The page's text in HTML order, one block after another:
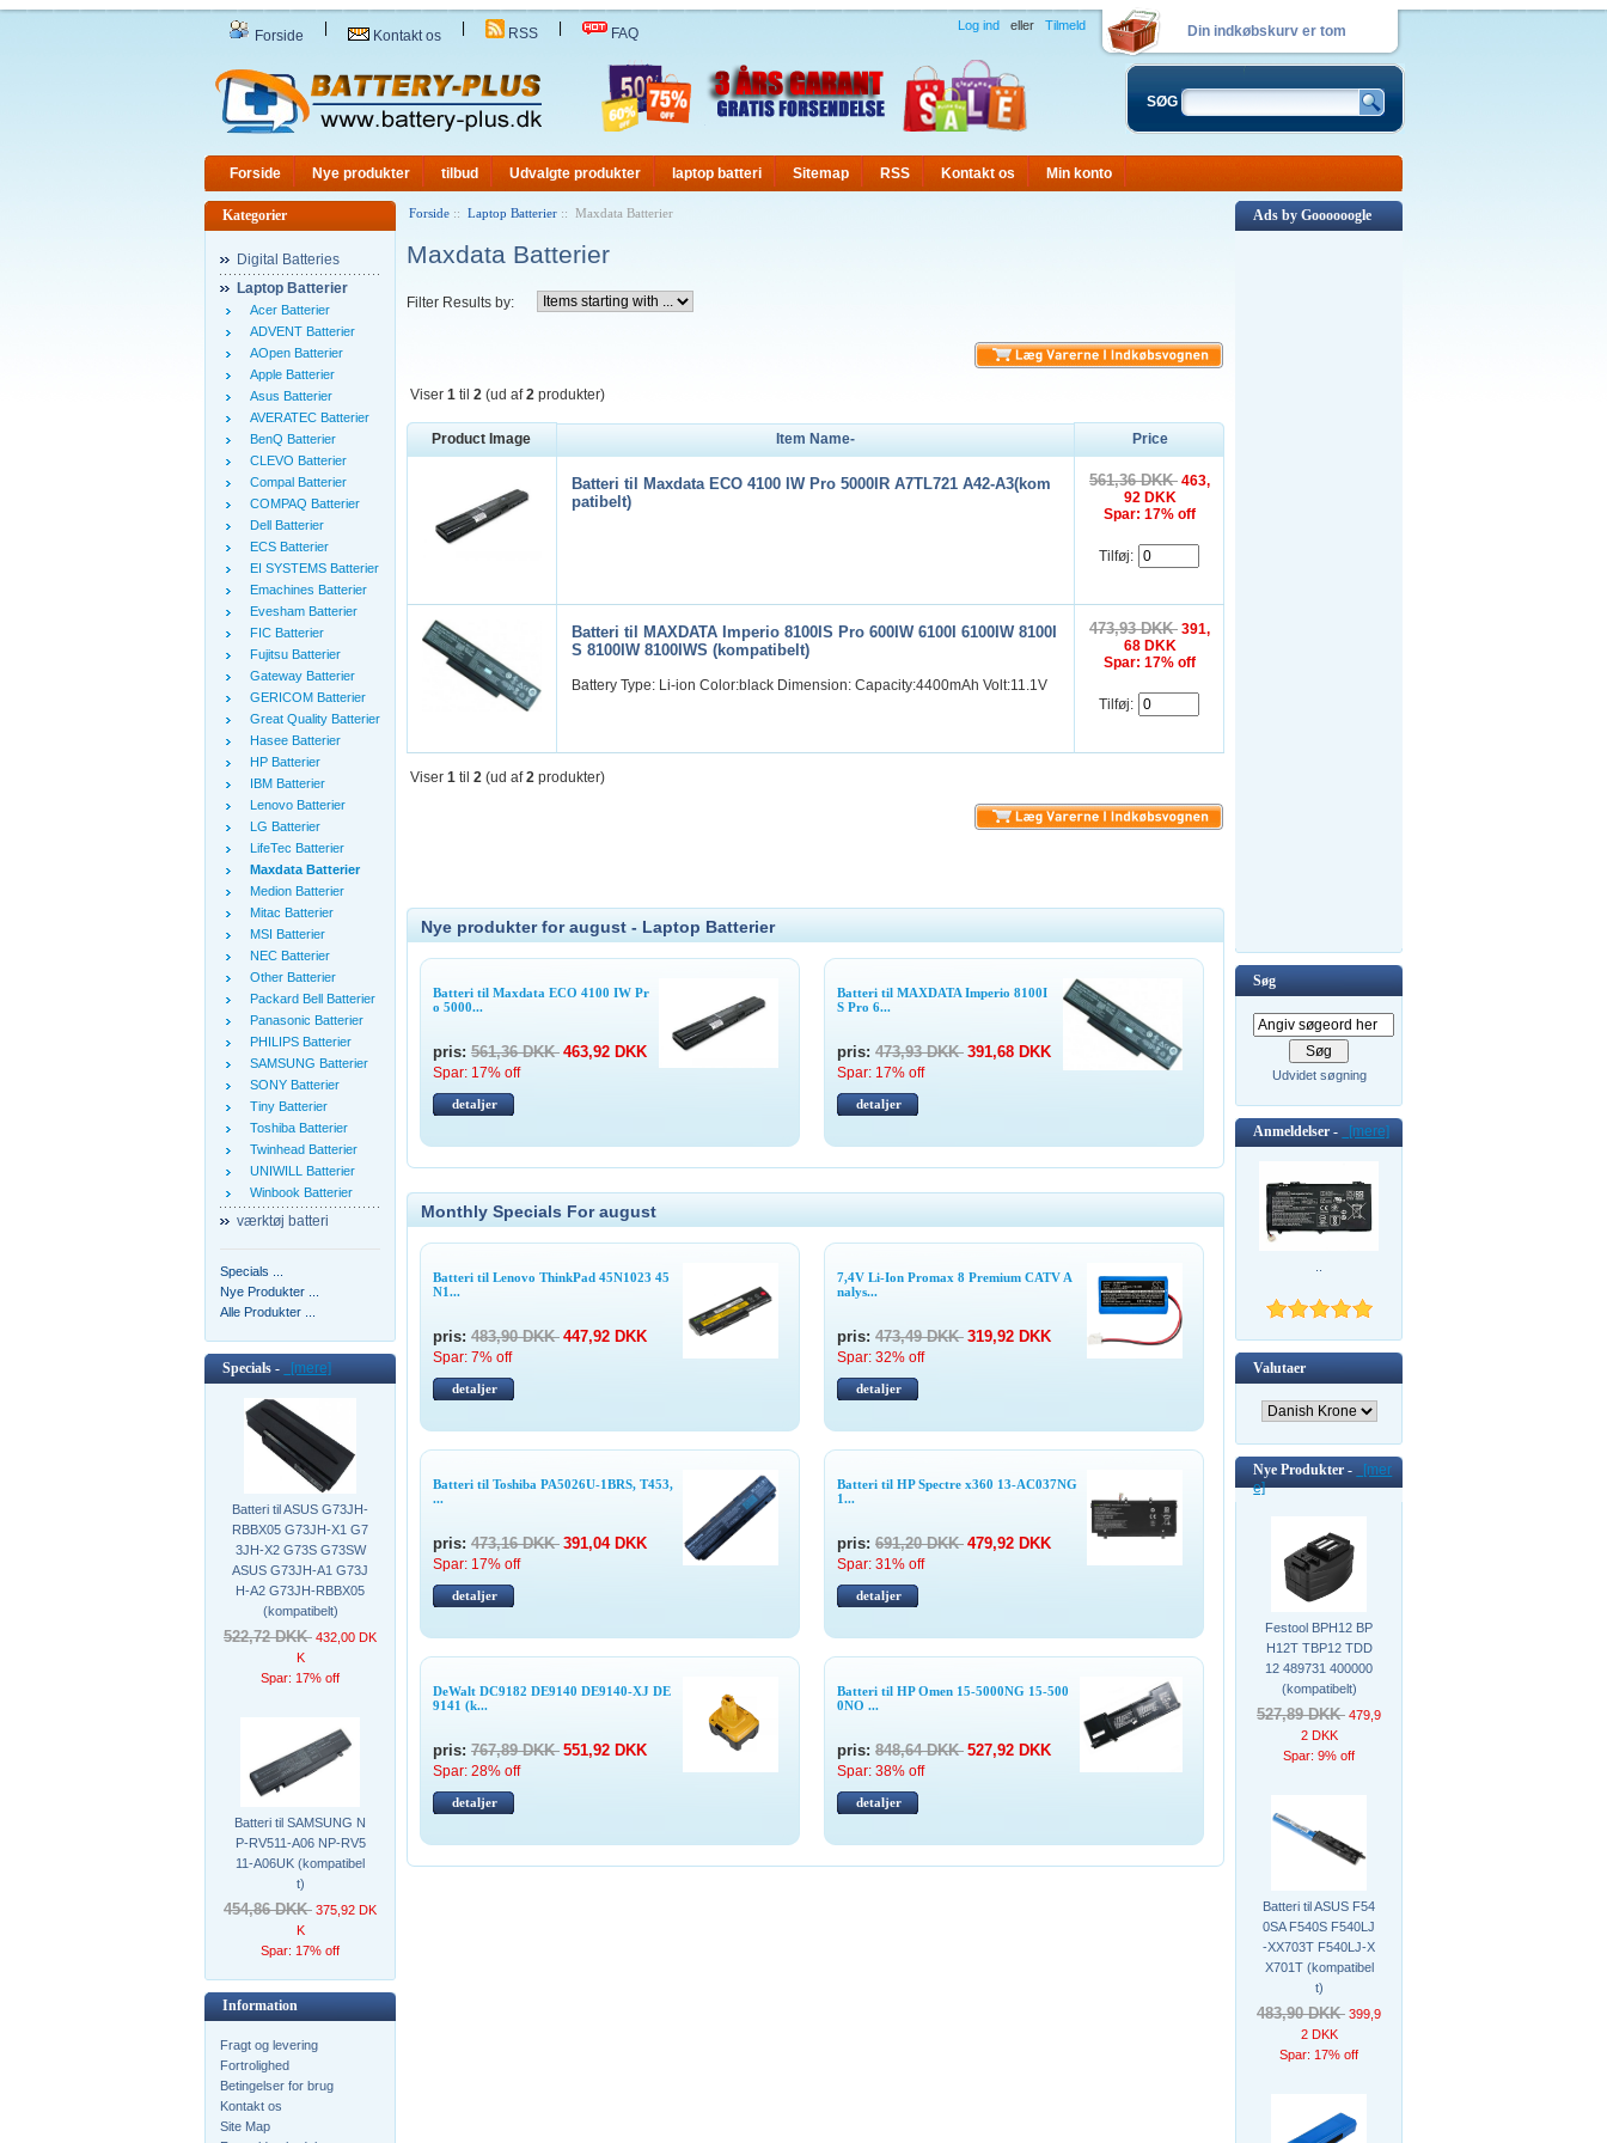
Forside Kontakt os RSS FAQ Din indkøbskurv er tom
Log ind eller Tilmeld
SØG
Forside Nye produkter tilbud Udvalgte produkter laptop batteri Sitemap RSS Kontakt os Min konto
Kategorier
Digital Batteries
Laptop Batterier
Acer Batterier
ADVENT Batterier
AOpen Batterier
Apple Batterier
Asus Batterier
AVERATEC Batterier
BenQ Batterier
CLEVO Batterier
Compal Batterier
COMPAQ Batterier
Dell Batterier
ECS Batterier
EI SYSTEMS Batterier
Emachines Batterier
Evesham Batterier
FIC Batterier
Fujitsu Batterier
Gateway Batterier
GERICOM Batterier
Great Quality Batterier
Hasee Batterier
HP Batterier
IBM Batterier
Lenovo Batterier
LG Batterier
LifeTec Batterier
Maxdata Batterier
Medion Batterier
Mitac Batterier
MSI Batterier
NEC Batterier
Other Batterier
Packard Bell Batterier
Panasonic Batterier
PHILIPS Batterier
SAMSUNG Batterier
SONY Batterier
Tiny Batterier
Toshiba Batterier
Twinhead Batterier
UNIWILL Batterier
Winbook Batterier
værktøj batteri
Specials ...
Nye Produkter ...
Alle Produkter ...
Specials - [mere]
Batteri til ASUS G73JH-
RBBX05 G73JH-X1 G7
3JH-X2 G73S G73SW
ASUS G73JH-A1 G73J
H-A2 G73JH-RBBX05
(kompatibelt)
522,72 DKK 432,00 DK
K
Spar: 17% off
Batteri til SAMSUNG N
P-RV511-A06 NP-RV5
11-A06UK (kompatibel
t)
454,86 DKK 375,92 DK
K
Spar: 17% off
Information
Fragt og levering
Fortrolighed
Betingelser for brug
Kontakt os
Site Map
Forside :: Laptop Batterier :: Maxdata Batterier
Maxdata Batterier
Filter Results by:
Viser 1 til 2 (ud af2 produkter)
Product Image Item Name- Price
Batteri til Maxdata ECO 4100 IW Pro 5000IR A7TL721 A42-A3(kom
patibelt)
561,36 DKK 463,
92 DKK
Spar: 17% off
Tilføj:
Batteri til MAXDATA Imperio 8100IS Pro 600IW 6100I 6100IW 8100I
S 8100IW 8100IWS (kompatibelt)
Battery Type: Li-ion Color:black Dimension: Capacity:4400mAh Volt:11.1V
473,93 DKK 391,
68 DKK
Spar: 17% off
Tilføj:
Viser 1 til 2 (ud af2 produkter)
Nye produkter for august - Laptop Batterier
Batteri til Maxdata ECO 4100 IW Pr
o 5000...
pris: 561,36 DKK 463,92 DKK
Spar: 17% off
detaljer
Batteri til MAXDATA Imperio 8100I
S Pro 6...
pris: 473,93 DKK 391,68 DKK
Spar: 17% off
detaljer
Monthly Specials For august
Batteri til Lenovo ThinkPad 45N1023 45
N1...
pris: 483,90 DKK 447,92 DKK
Spar: 7% off
detaljer
7,4V Li-Ion Promax 8 Premium CATV A
nalys...
pris: 473,49 DKK 319,92 DKK
Spar: 32% off
detaljer
Batteri til Toshiba PA5026U-1BRS, T453,
...
pris: 473,16 DKK 391,04 DKK
Spar: 17% off
detaljer
Batteri til HP Spectre x360 13-AC037NG
1...
pris: 691,20 DKK 479,92 DKK
Spar: 31% off
detaljer
DeWalt DC9182 DE9140 DE9140-XJ DE
9141 (k...
pris: 767,89 DKK 551,92 DKK
Spar: 28% off
detaljer
Batteri til HP Omen 15-5000NG 15-500
0NO ...
pris: 848,64 DKK 527,92 DKK
Spar: 38% off
detaljer
Ads by Goooooogle
Søg
Udvidet søgning
Anmeldelser - [mere]
Valutaer
Nye Produkter -
[mer
e]
Festool BPH12 BP
H12T TBP12 TDD
12 489731 400000
(kompatibelt)
527,89 DKK 479,9
2 DKK
Spar: 9% off
Batteri til ASUS F54
0SA F540S F540LJ
-XX703T F540LJ-X
X701T (kompatibel
t)
483,90 DKK 399,9
2 DKK
Spar: 17% off